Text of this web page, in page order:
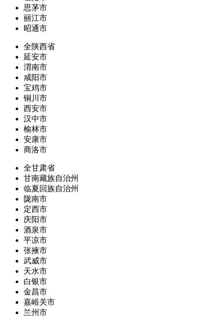
思茅市
丽江市
昭通市
全陕西省
延安市
渭南市
咸阳市
宝鸡市
铜川市
西安市
汉中市
榆林市
安康市
商洛市
全甘肃省
甘南藏族自治州
临夏回族自治州
陇南市
定西市
庆阳市
酒泉市
平凉市
张掖市
武威市
天水市
白银市
金昌市
嘉峪关市
兰州市